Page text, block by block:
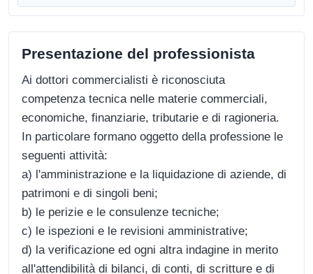
Presentazione del professionista
Ai dottori commercialisti è riconosciuta
competenza tecnica nelle materie commerciali,
economiche, finanziarie, tributarie e di ragioneria.
In particolare formano oggetto della professione le
seguenti attività:
a) l'amministrazione e la liquidazione di aziende, di
patrimoni e di singoli beni;
b) le perizie e le consulenze tecniche;
c) le ispezioni e le revisioni amministrative;
d) la verificazione ed ogni altra indagine in merito
all'attendibilità di bilanci, di conti, di scritture e di